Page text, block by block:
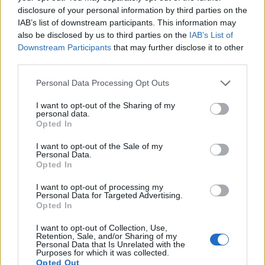
disclosure of your personal information by third parties on the
IAB’s list of downstream participants. This information may
also be disclosed by us to third parties on the IAB’s List of
Downstream Participants that may further disclose it to other
Personal Data Processing Opt Outs
I want to opt-out of the Sharing of my
personal data.
Opted In
I want to opt-out of the Sale of my
Personal Data.
Opted In
I want to opt-out of processing my
Personal Data for Targeted Advertising.
Opted In
I want to opt-out of Collection, Use,
Retention, Sale, and/or Sharing of my
Personal Data that Is Unrelated with the
Purposes for which it was collected.
Opted Out
τις συζητήσεις.
7. Εκμεταλλευτείτε την ελευθερία σας
καθαριστήριο; Μπορείτε να κλείσετε ραντεβού
για κούρεμα μόνο την Πέμπτη στις 2 η ώρα το
μεσημέρι; Πρέπει να κάνετε γρήγορα κάτι που δεν
πράγματα της εργασίας από το σπίτι, είναι η
ελευθερία που σας δίνεται να κάνετε πράγματα
που θα αναβάλλατε αν είχατε τα ωράρια ενός
παραδοσιακού γραφείου.
8. Κάντε επανεκκίνηση όταν αυτό χρειάζεται